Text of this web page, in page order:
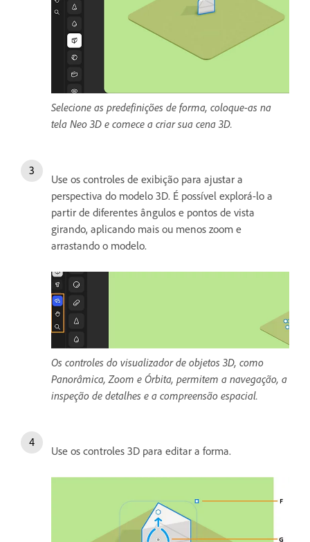
Selecione as predefinições de forma, coloque-as na
tela Neo 3D e comece a criar sua cena 3D.
Use os controles de exibição para ajustar a
perspectiva do modelo 3D. É possível explorá-lo a
partir de diferentes ângulos e pontos de vista
girando, aplicando mais ou menos zoom e
arrastando o modelo.
Os controles do visualizador de objetos 3D, como
Panorâmica, Zoom e Órbita, permitem a navegação, a
inspeção de detalhes e a compreensão espacial.
Use os controles 3D para editar a forma.